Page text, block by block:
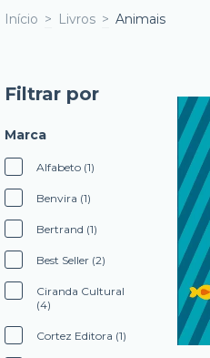
Início > Livros > Animais
Filtrar por
Marca
Alfabeto (1)
Benvira (1)
Bertrand (1)
Best Seller (2)
Ciranda Cultural
(4)
Cortez Editora (1)